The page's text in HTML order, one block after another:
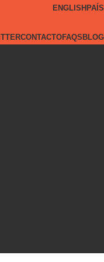
ENGLISH PAÍS
CONTACTOFAQS BLOG